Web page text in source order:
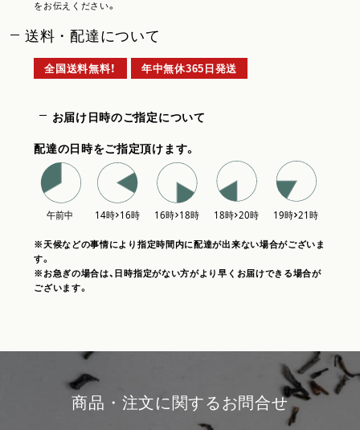
をお伝えください。
送料・配達について
全国送料無料！ 年中無休365日発送
お届け日時のご指定について
配達の日時をご指定頂けます。
※天候などの事情により指定時間内に配達が出来ない場合がございま
す。
※お急ぎの場合は、日時指定がない方がより早くお届けできる場合が
ございます。
商品・注文に関するお問合せ